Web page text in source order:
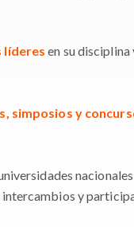
líderes en su disciplina
simposios y
intercambios y